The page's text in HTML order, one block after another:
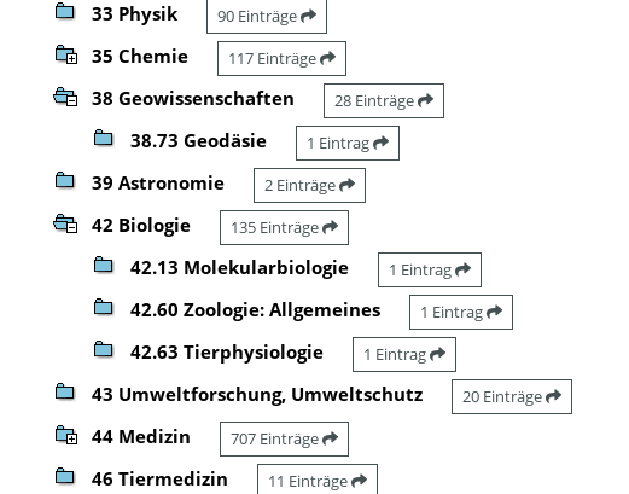
33 Physik 90 Einträge
35 Chemie 117 Einträge
38 Geowissenschaften 28 Einträge
38.73 Geodäsie 1 Eintrag
39 Astronomie 2 Einträge
42 Biologie 135 Einträge
42.13 Molekularbiologie 1 Eintrag
42.60 Zoologie: Allgemeines 1 Eintrag
42.63 Tierphysiologie 1 Eintrag
43 Umweltforschung, Umweltschutz 20 Einträge
44 Medizin 707 Einträge
46 Tiermedizin 11 Einträge